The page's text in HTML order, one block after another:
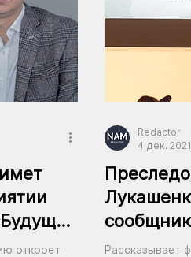
в
откроет
Рассказывает
Redactor
4 дек. 2021